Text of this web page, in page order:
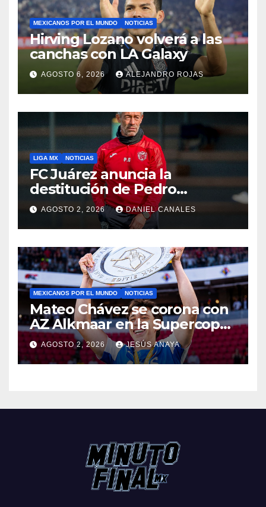
MEXICANOS POR EL MUNDO NOTICIAS
Hirving Lozano volverá a las
canchas con LA Galaxy
AGOSTO 6, 2026 ALEJANDRO ROJAS
LIGA MX NOTICIAS
FC Juárez anuncia la
destitución de Pedro
Caixinha
AGOSTO 2, 2026 DANIEL CANALES
MEXICANOS POR EL MUNDO NOTICIAS
Mateo Chávez se corona con
AZ Alkmaar en la Supercopa
de Países Bajos
AGOSTO 2, 2026 JESÚS ANAYA